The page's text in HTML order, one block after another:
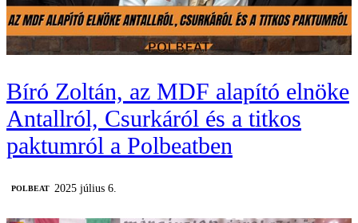
Bíró Zoltán, az MDF alapító elnöke
Antallról, Csurkáról és a titkos
paktumról a Polbeatben
‎POLBEAT 2025 július 6.